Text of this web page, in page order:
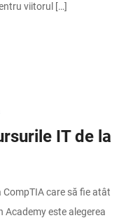
viitorul […]
IT de la
CompTIA care să fie atât
Academy este alegerea